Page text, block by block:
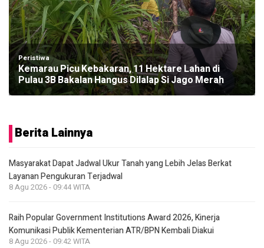
Peristiwa
Kemarau Picu Kebakaran, 11 Hektare Lahan di
Pulau 3B Bakalan Hangus Dilalap Si Jago Merah
Berita Lainnya
Masyarakat Dapat Jadwal Ukur Tanah yang Lebih Jelas Berkat
Layanan Pengukuran Terjadwal
8 Agu 2026 - 09:44 WITA
Raih Popular Government Institutions Award 2026, Kinerja
Komunikasi Publik Kementerian ATR/BPN Kembali Diakui
8 Agu 2026 - 09:42 WITA